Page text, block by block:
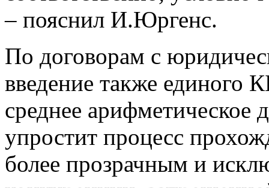
– пояснил И.Юргенс.
По договорам с
введение также единого
среднее арифметическое
упростит процесс
более прозрачным и